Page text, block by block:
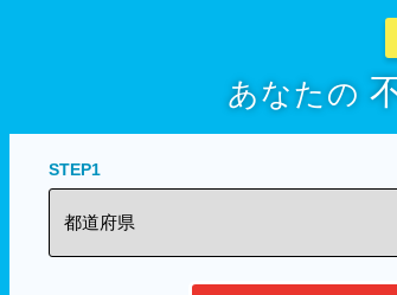
あなたの
STEP1